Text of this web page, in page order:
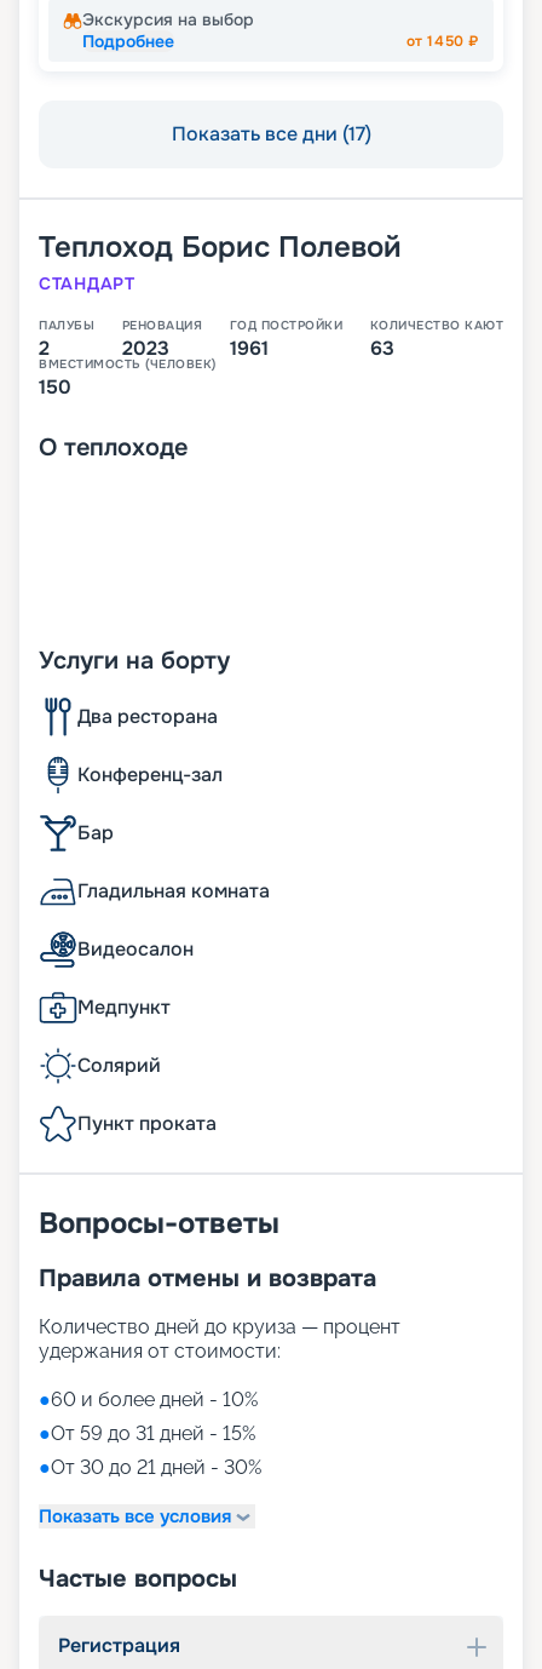
Экскурсия на выбор
Подробнее
от1450 ₽
Показать все дни (17)
Теплоход Борис Полевой
СТАНДАРТ
ПАЛУБЫ
2
РЕНОВАЦИЯ
2023
ГОД ПОСТРОЙКИ
1961
КОЛИЧЕСТВО КАЮТ
63
ВМЕСТИМОСТЬ (ЧЕЛОВЕК)
150
О теплоходе
Услуги на борту
Два ресторана
Конференц-зал
Бар
Гладильная комната
Видеосалон
Медпункт
Солярий
Пункт проката
Вопросы-ответы
Правила отмены и возврата
Количество дней до круиза — процент
удержания от стоимости:
●60 и более дней - 10%
●От 59 до 31 дней - 15%
●От 30 до 21 дней - 30%
Показать все условия
Частые вопросы
Регистрация